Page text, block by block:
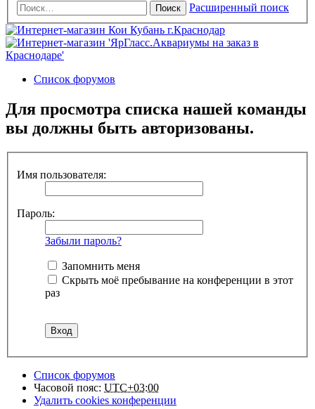
Поиск Расширенный поиск
Список форумов
Для просмотра списка нашей команды
вы должны быть авторизованы.
Имя пользователя:
Пароль:
Забыли пароль?
Запомнить меня
Скрыть моё пребывание на конференции в этот
раз
Список форумов
Часовой пояс: UTC+03:00
Удалить cookies конференции